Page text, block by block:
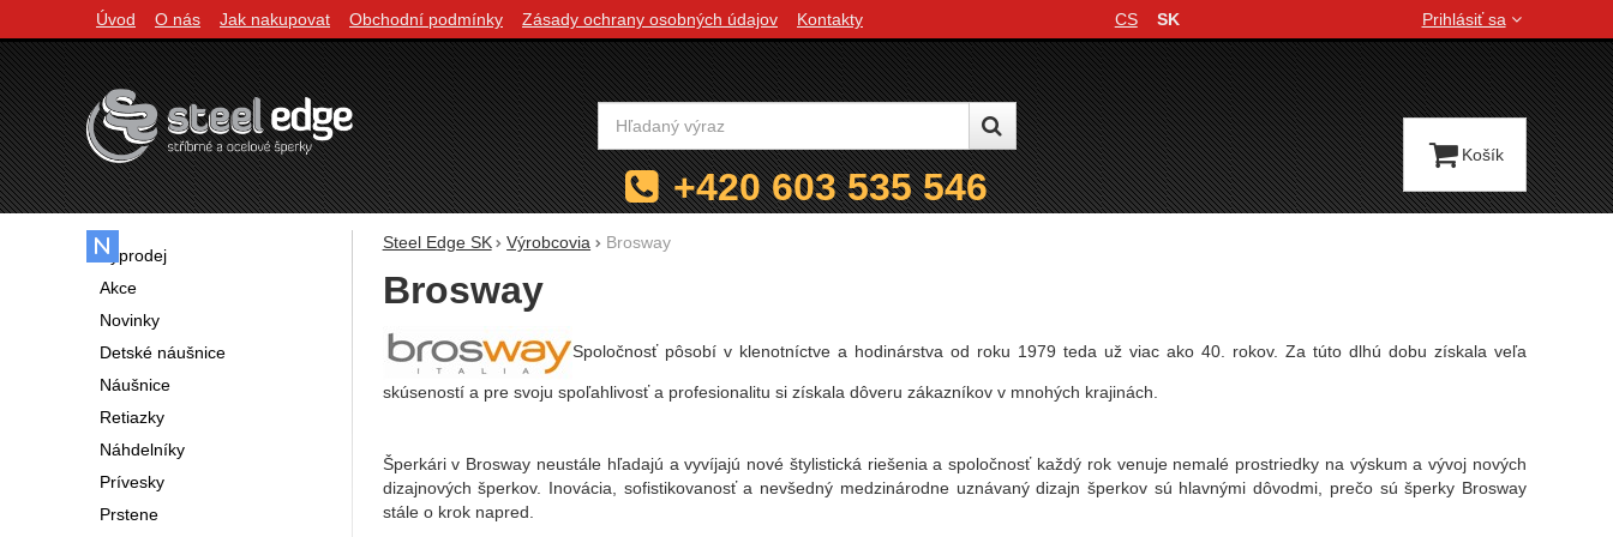
Steel Edge SK Výrobcovia Brosway
Brosway
Spoločnosť pôsobí v klenotníctve a hodinárstva od roku 1979 teda už viac ako 40. rokov. Za túto dlhú dobu získala veľa
skúseností a pre svoju spoľahlivosť a profesionalitu si získala dôveru zákazníkov v mnohých krajinách.
Šperkári v Brosway neustále hľadajú a vyvíjajú nové štylistická riešenia a spoločnosť každý rok venuje nemalé prostriedky na výskum a vývoj nových
dizajnových šperkov. Inovácia, sofistikovanosť a nevšedný medzinárodne uznávaný dizajn šperkov sú hlavnými dôvodmi, prečo sú šperky Brosway
stále o krok napred.
Výprodej
Akce
Novinky
Detské náušnice
Náušnice
Retiazky
Náhdelníky
Prívesky
Prstene
Navigácia
Úvod O nás Jak nakupovat Obchodní podmínky Zásady ochrany osobných údajov Kontakty
Jazyková verzia
CS SK Prihlásiť sa
Vyhľadávanie
+420 603 535 546
Košík